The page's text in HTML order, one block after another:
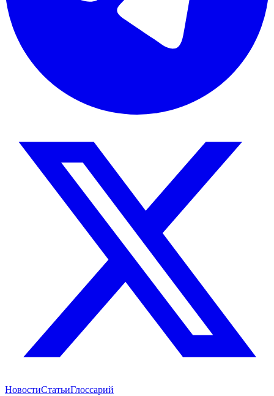
НовостиСтатьиГлоссарий